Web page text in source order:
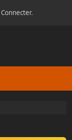
Connecter.